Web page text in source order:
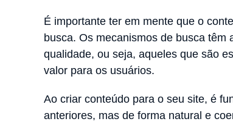
É importante ter em mente que o
busca. Os mecanismos de busca
qualidade, ou seja, aqueles que são
valor para os usuários.
Ao criar conteúdo para o seu site, é
anteriores, mas de forma natural e